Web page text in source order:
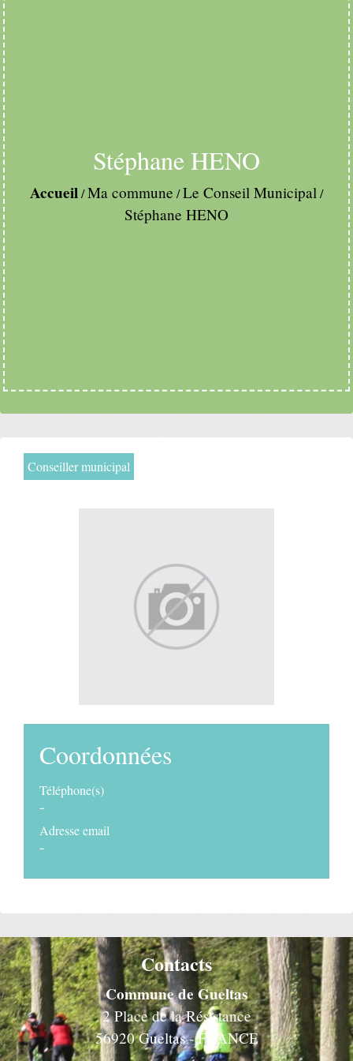
Stéphane HENO
Accueil/Ma commune /Le Conseil Municipal/
Stéphane HENO
Conseiller municipal
Coordonnées
Téléphone(s)
-
Adresse email
-
Contacts
Commune de Gueltas
2 Place de la Résistance
56920 Gueltas - FRANCE